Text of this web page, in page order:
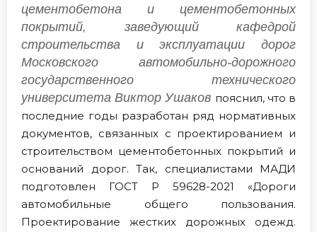
цементобетона и цементобетонных
покрытий, заведующий кафедрой
строительства и эксплуатации дорог
Московского автомобильно-дорожного
государственного технического
университета Виктор Ушаков пояснил, что в
последние годы разработан ряд нормативных
документов, связанных с проектированием и
строительством цементобетонных покрытий и
оснований дорог. Так, специалистами МАДИ
подготовлен ГОСТ Р 59628-2021 «Дороги
автомобильные общего пользования.
Проектирование жестких дорожных одежд.